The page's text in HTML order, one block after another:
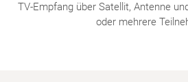
TV-Empfang über Satellit, Antenne
oder mehrere